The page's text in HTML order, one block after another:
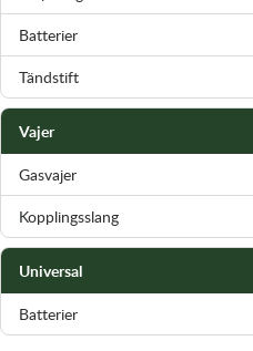
Batterier
Tändstift
Vajer
Gasvajer
Kopplingsslang
Universal
Batterier